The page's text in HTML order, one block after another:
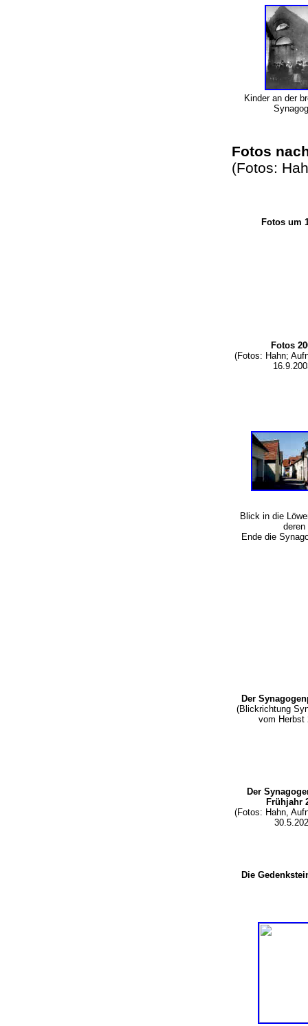
Kinder an der
Fotos
(Fotos:
Fotos um
Fotos
(Fotos: Hahn;
Blick in die
deren
Ende die
Der
(Blickrichtung
vom Herbst
Der
Frühjahr
(Fotos: Hahn,
Die